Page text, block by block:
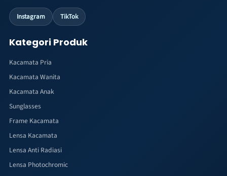
Instagram TikTok
Kategori Produk
Kacamata Pria
Kacamata Wanita
Kacamata Anak
Sunglasses
Frame Kacamata
Lensa Kacamata
Lensa Anti Radiasi
Lensa Photochromic